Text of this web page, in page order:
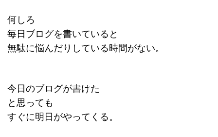
何しろ
毎日ブログを書いていると
無駄に悩んだりしている時間がない。
今日のブログが書けた
と思っても
すぐに明日がやってくる。